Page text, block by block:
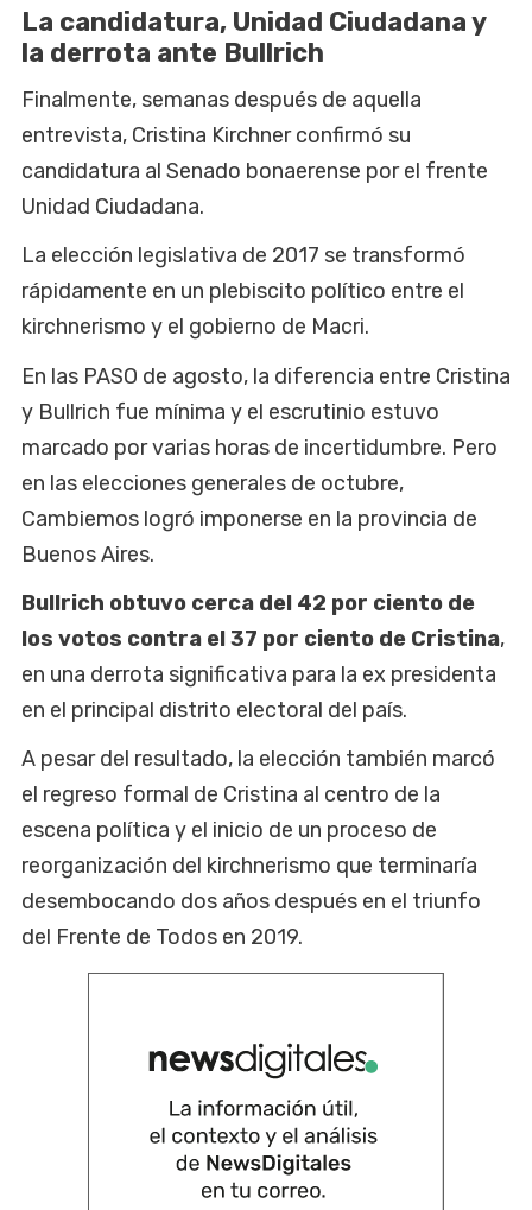
La candidatura, Unidad Ciudadana y
la derrota ante Bullrich
Finalmente, semanas después de aquella
entrevista, Cristina Kirchner confirmó su
candidatura al Senado bonaerense por el frente
Unidad Ciudadana.
La elección legislativa de 2017 se transformó
rápidamente en un plebiscito político entre el
kirchnerismo y el gobierno de Macri.
En las PASO de agosto, la diferencia entre Cristina
y Bullrich fue mínima y el escrutinio estuvo
marcado por varias horas de incertidumbre. Pero
en las elecciones generales de octubre,
Cambiemos logró imponerse en la provincia de
Buenos Aires.
Bullrich obtuvo cerca del 42 por ciento de
los votos contra el 37 por ciento de Cristina,
en una derrota significativa para la ex presidenta
en el principal distrito electoral del país.
A pesar del resultado, la elección también marcó
el regreso formal de Cristina al centro de la
escena política y el inicio de un proceso de
reorganización del kirchnerismo que terminaría
desembocando dos años después en el triunfo
del Frente de Todos en 2019.